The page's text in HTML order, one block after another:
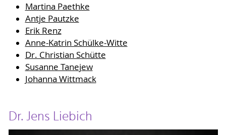
Martina Paethke
Antje Pautzke
Erik Renz
Anne-Katrin Schülke-Witte
Dr. Christian Schütte
Susanne Tanejew
Johanna Wittmack
Dr. Jens Liebich